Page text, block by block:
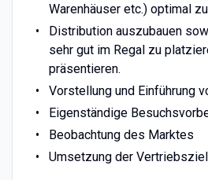
Warenhäuser etc.) optimal
Distribution auszubauen
sehr gut im Regal zu
präsentieren.
Vorstellung und Einführung
Eigenständige
Beobachtung des Marktes
Umsetzung der